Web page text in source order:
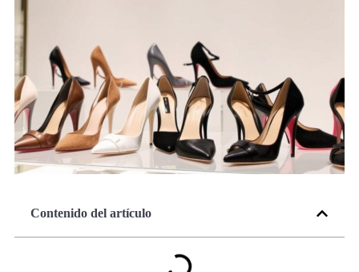
Contenido del artículo